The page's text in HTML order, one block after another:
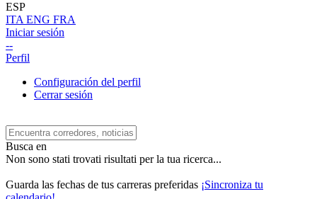
ESP
ITA ENG FRA
Iniciar sesión
--
Perfil
Configuración del perfil
Cerrar sesión
Busca en
Non sono stati trovati risultati per la tua ricerca...
Guarda las fechas de tus carreras preferidas ¡Sincroniza tu